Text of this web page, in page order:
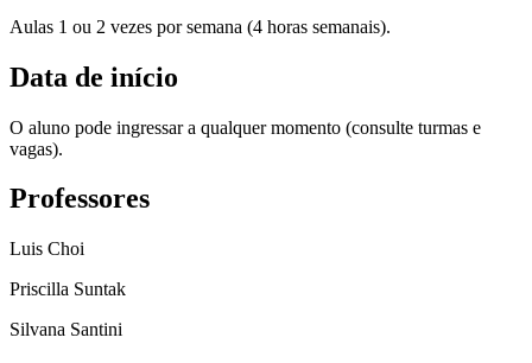
Aulas 1 ou 2 vezes por semana (4 horas semanais).
Data de início
O aluno pode ingressar a qualquer momento (consulte turmas e
vagas).
Professores
Luis Choi
Priscilla Suntak
Silvana Santini